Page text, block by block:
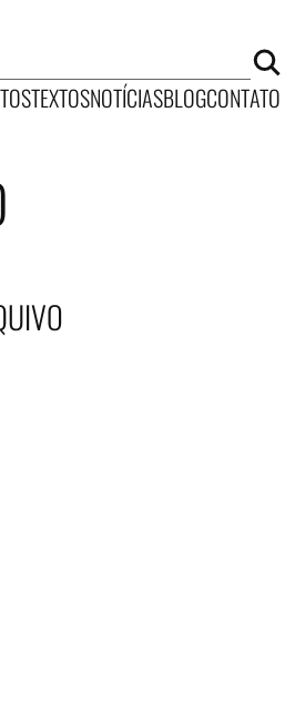
TEXTOSNOTÍCIASBLOGCONTATO